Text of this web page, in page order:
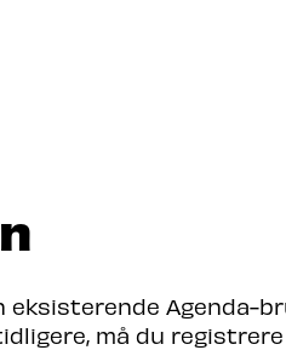
eksisterende Agenda-
må du registrere